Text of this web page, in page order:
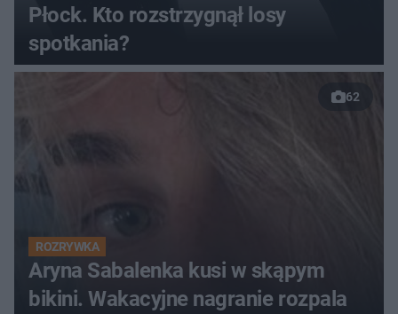
Płock. Kto rozstrzygnął losy
spotkania?
62
ROZRYWKA
Aryna Sabalenka kusi w skąpym
bikini. Wakacyjne nagranie rozpala